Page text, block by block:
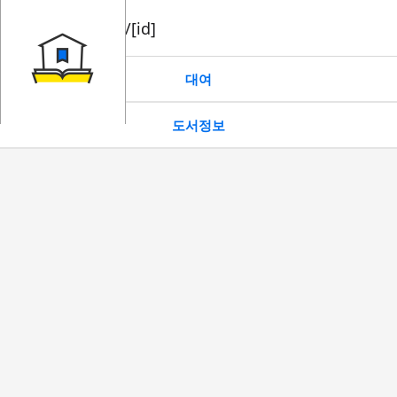
book/rent/[id]
대여
도서정보